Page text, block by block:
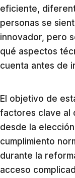
eficiente,
personas se
innovador, pero
qué aspectos
cuenta antes de
El objetivo de
factores clave al
desde la
cumplimiento
durante la
acceso